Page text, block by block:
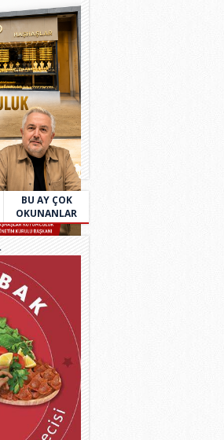
BU AY ÇOK
OKUNANLAR